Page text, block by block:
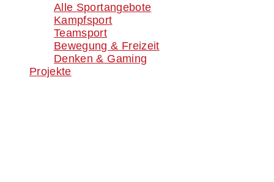
Alle Sportangebote
Kampfsport
Teamsport
Bewegung & Freizeit
Denken & Gaming
Projekte